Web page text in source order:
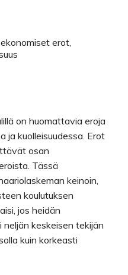
erot,
on huomattavia eroja
ja kuolleisuudessa. Erot
osan
Tässä
keinoin,
koulutuksen
jos heidän
keskeisen tekijän
kuin korkeasti